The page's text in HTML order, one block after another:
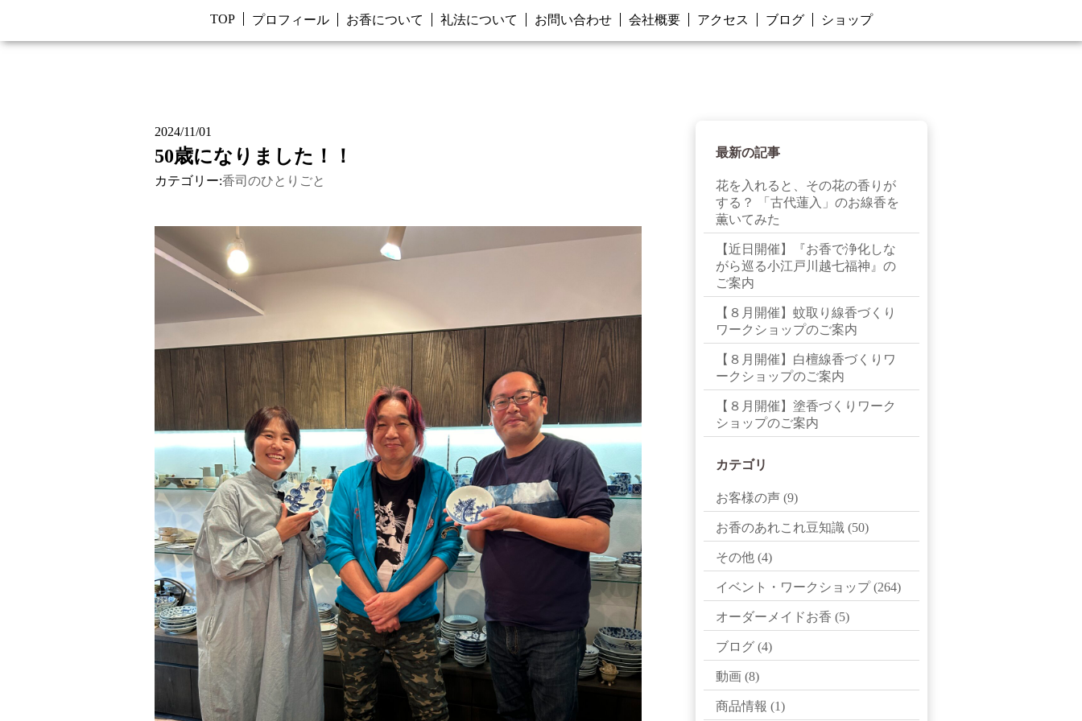
TOP プロフィール お香について 礼法について お問い合わせ 会社概要 アクセス ブログ ショップ
2024/11/01
50歳になりました！！
カテゴリー:香司のひとりごと
最新の記事
花を入れると、その花の香りが
する？ 「古代蓮入」のお線香を
薫いてみた
【近日開催】『お香で浄化しな
がら巡る小江戸川越七福神』の
ご案内
【８月開催】蚊取り線香づくり
ワークショップのご案内
【８月開催】白檀線香づくりワ
ークショップのご案内
【８月開催】塗香づくりワーク
ショップのご案内
カテゴリ
お客様の声 (9)
お香のあれこれ豆知識 (50)
その他 (4)
イベント・ワークショップ(264)
オーダーメイドお香 (5)
ブログ (4)
動画 (8)
商品情報 (1)